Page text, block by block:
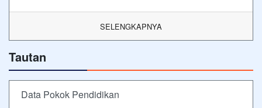
SELENGKAPNYA
Tautan
Data Pokok Pendidikan